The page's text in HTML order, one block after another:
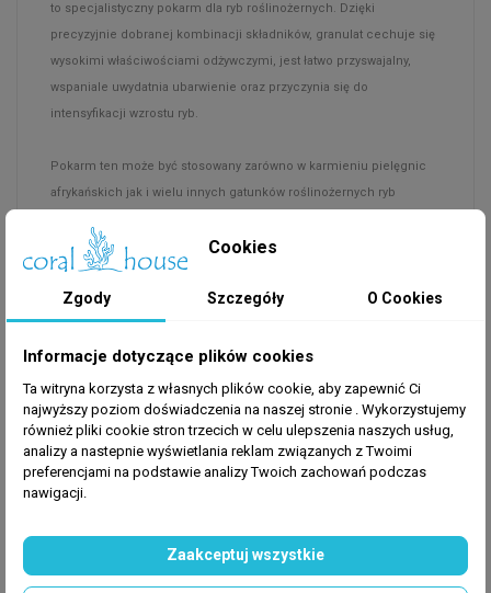
to specjalistyczny pokarm dla ryb roślinożernych. Dzięki
precyzyjnie dobranej kombinacji składników, granulat cechuje się
wysokimi właściwościami odżywczymi, jest łatwo przyswajalny,
wspaniale uwydatnia ubarwienie oraz przyczynia się do
intensyfikacji wzrostu ryb.
Pokarm ten może być stosowany zarówno w karmieniu pielęgnic
afrykańskich jak i wielu innych gatunków roślinożernych ryb
lucerny, soi, słonecznika oraz czysta spirulina, charakteryzujące
się wysoką zawartością witamin, minerałów, białek i tłuszczów
roślinnych.
Dzięki temu ryby zachowują zdrowie, mają duży wigor co zwiększa
pozwala rybom w pełni wykorzystać wszystkie substancje
mineralne, a dzięki trawieniu bezresztkowemu pomaga to
zachować czystość w akwarium.
Cookies
Zgody Szczegóły O Cookies
Informacje dotyczące plików cookies
Ta witryna korzysta z własnych plików cookie, aby zapewnić Ci
najwyższy poziom doświadczenia na naszej stronie . Wykorzystujemy
również pliki cookie stron trzecich w celu ulepszenia naszych usług,
analizy a nastepnie wyświetlania reklam związanych z Twoimi
preferencjami na podstawie analizy Twoich zachowań podczas
nawigacji.
Zaakceptuj wszystkie